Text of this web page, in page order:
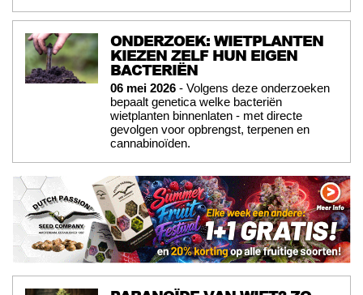
ONDERZOEK: WIETPLANTEN
KIEZEN ZELF HUN EIGEN
BACTERIËN
06 mei 2026 - Volgens deze onderzoeken
bepaalt genetica welke bacteriën
wietplanten binnenlaten - met directe
gevolgen voor opbrengst, terpenen en
cannabinoïden.